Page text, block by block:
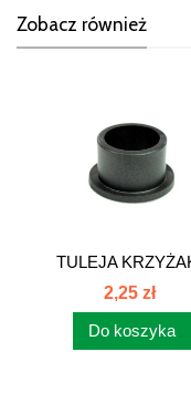
Zobacz również
TULEJA
PODBIERACZA...
2,25 zł
Do koszyka